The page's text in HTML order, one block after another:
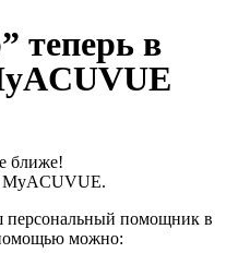
теперь в
ближе!
помощник в
можно: